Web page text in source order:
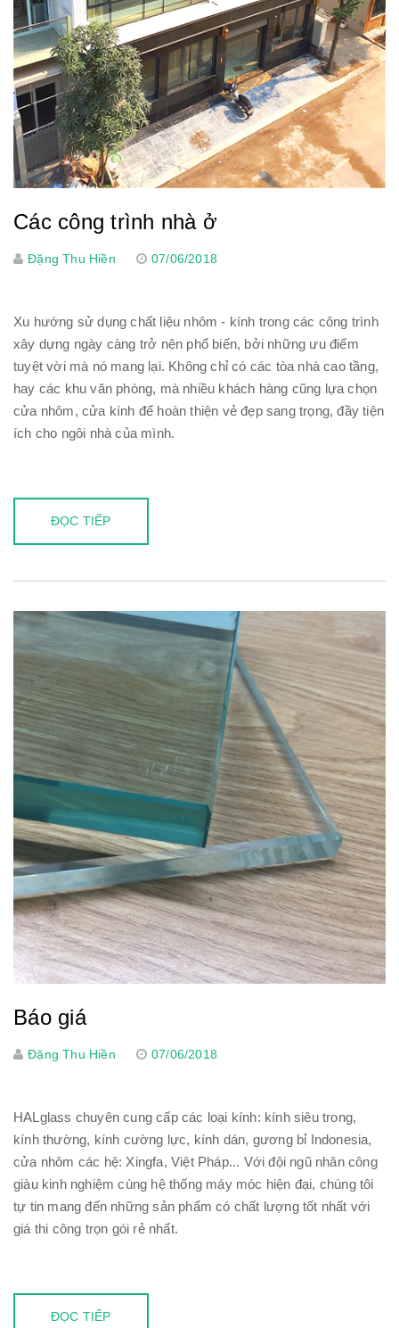
Các công trình nhà ở
Đặng Thu Hiền 07/06/2018
Xu hướng sử dụng chất liệu nhôm - kính trong các công trình
xây dựng ngày càng trở nên phổ biến, bởi những ưu điểm
tuyệt vời mà nó mang lại. Không chỉ có các tòa nhà cao tầng,
hay các khu văn phòng, mà nhiều khách hàng cũng lựa chọn
cửa nhôm, cửa kính để hoàn thiện vẻ đẹp sang trọng, đầy tiện
ích cho ngôi nhà của mình.
ĐỌC TIẾP
Báo giá
Đặng Thu Hiền 07/06/2018
HALglass chuyên cung cấp các loại kính: kính siêu trong,
kính thường, kính cường lực, kính dán, gương bỉ Indonesia,
cửa nhôm các hệ: Xingfa, Việt Pháp... Với đội ngũ nhân công
giàu kinh nghiệm cùng hệ thống máy móc hiện đại, chúng tôi
tự tin mang đến những sản phẩm có chất lượng tốt nhất với
giá thi công trọn gói rẻ nhất.
ĐỌC TIẾP